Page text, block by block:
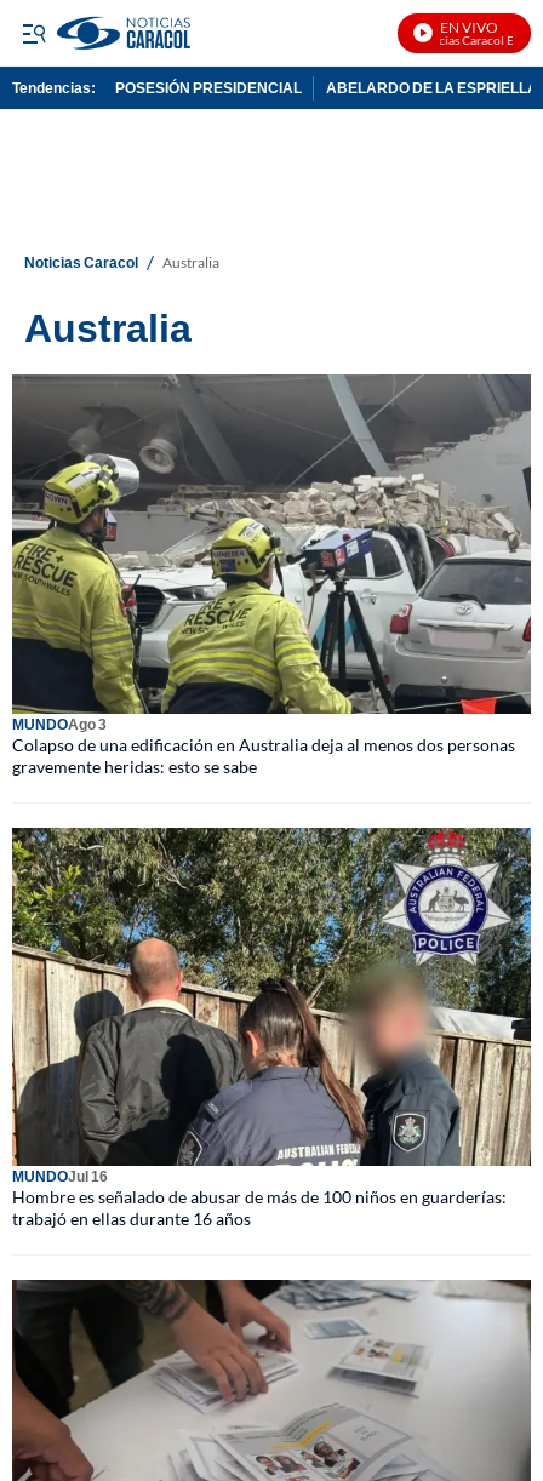
EN VIVO
Noticias Caracol En Vivo
Tendencias: POSESIÓN PRESIDENCIAL ABELARDO DE LA ESPRIELLA
Noticias Caracol / Australia
Australia
MUNDOAgo 3
Colapso de una edificación en Australia deja al menos dos personas
gravemente heridas: esto se sabe
MUNDOJul 16
Hombre es señalado de abusar de más de 100 niños en guarderías:
trabajó en ellas durante 16 años